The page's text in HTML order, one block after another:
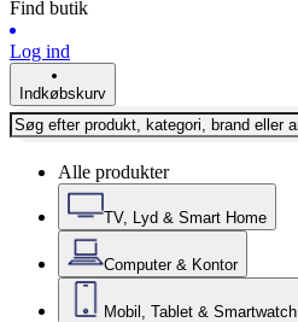
Find butik
Log ind
Indkøbskurv
Alle produkter
TV, Lyd & Smart Home
Computer & Kontor
Mobil, Tablet & Smartwatch